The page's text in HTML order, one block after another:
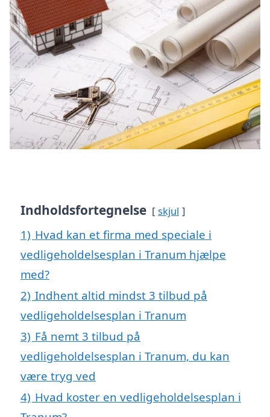
Indholdsfortegnelse skjul
1) Hvad kan et firma med speciale i
vedligeholdelsesplan i Tranum hjælpe
med?
2) Indhent altid mindst 3 tilbud på
vedligeholdelsesplan i Tranum
3) Få nemt 3 tilbud på
vedligeholdelsesplan i Tranum, du kan
være tryg ved
4) Hvad koster en vedligeholdelsesplan i